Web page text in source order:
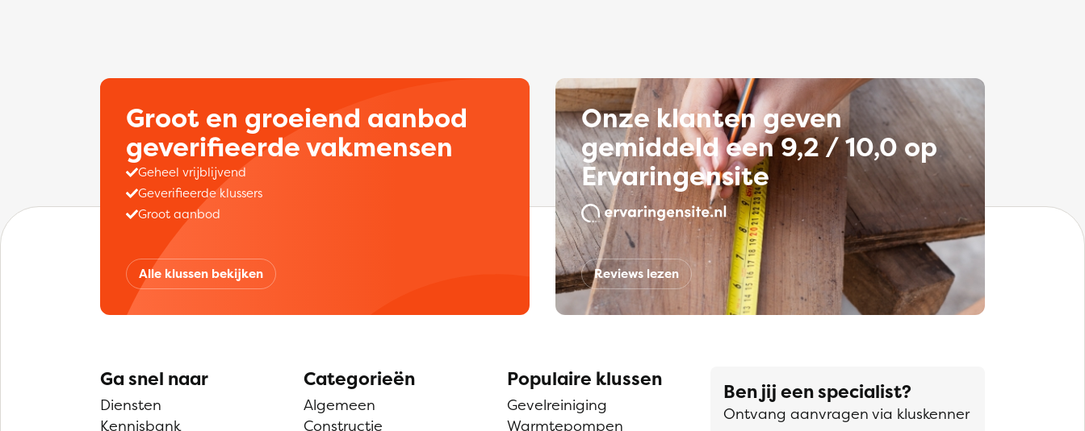
Groot en groeiend aanbod
geverifieerde vakmensen
Geheel vrijblijvend
Geverifieerde klussers
Groot aanbod
Alle klussen bekijken
Onze klanten geven
gemiddeld een 9,2 / 10,0 op
Ervaringensite
Reviews lezen
Ga snel naar
Diensten
Kennisbank
Categorieën
Algemeen
Constructie
Populaire klussen
Gevelreiniging
Warmtepompen
Ben jij een specialist?
Ontvang aanvragen via kluskenner